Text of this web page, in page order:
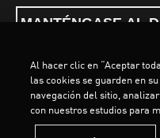
MANTÉNGASE AL
Términos y condicionesPolítica
Al hacer clic en “Aceptar
las cookies se guarden en
navegación del sitio,
con nuestros estudios para